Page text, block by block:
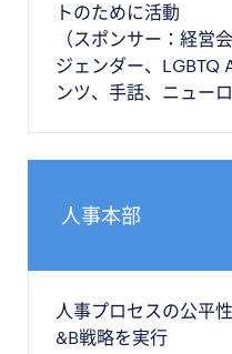
トのために活動
（スポンサー：経営
ジェンダー、LGBTQ
ンツ、手話、ニュー
人事本部
人事プロセスの公平
&B戦略を実行